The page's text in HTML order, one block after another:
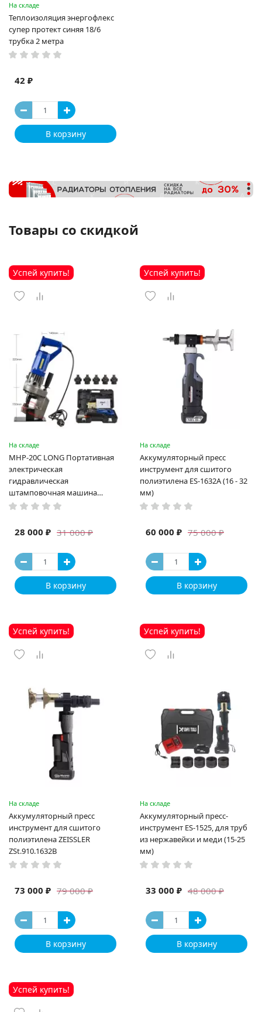
На складе
Теплоизоляция энергофлекс
супер протект синяя 18/6
трубка 2 метра
42 ₽
В корзину
Товары со скидкой
Успей купить!
На складе
MHP-20C LONG Портативная
электрическая
гидравлическая
штамповочная машина
высокая мощность и мощный
машина
31 000 ₽
28 000 ₽
В корзину
Успей купить!
На складе
Аккумуляторный пресс
инструмент для сшитого
полиэтилена ES-1632A (16 - 32
мм)
75 000 ₽
60 000 ₽
В корзину
Успей купить!
На складе
Аккумуляторный пресс
инструмент для сшитого
полиэтилена ZEISSLER
ZSt.910.1632B
79 000 ₽
73 000 ₽
В корзину
Успей купить!
На складе
Аккумуляторный пресс-
инструмент ES-1525, для труб
из нержавейки и меди (15-25
мм)
48 000 ₽
33 000 ₽
В корзину
Успей купить!